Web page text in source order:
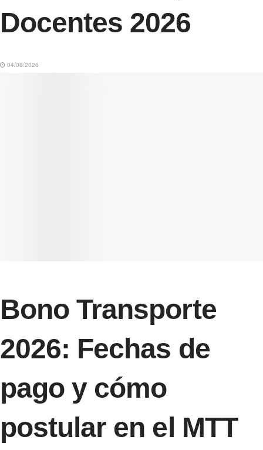
Docentes 2026
04/08/2026
Bono Transporte
2026: Fechas de
pago y cómo
postular en el MTT